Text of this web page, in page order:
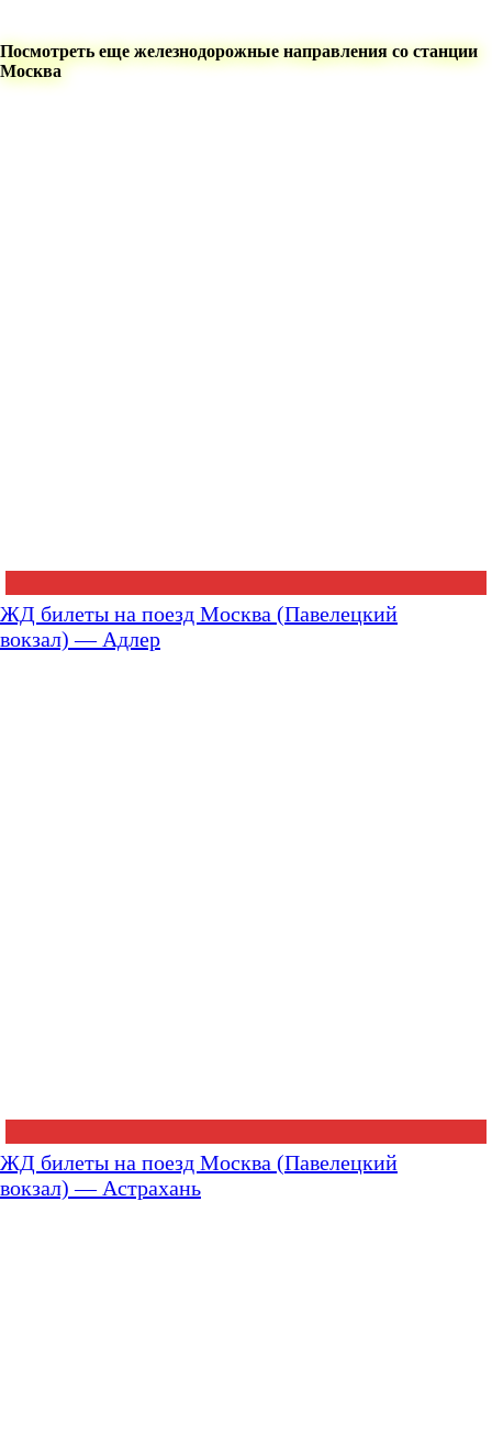
Посмотреть еще железнодорожные направления со станции
Москва
ЖД билеты на поезд Москва (Павелецкий
вокзал) — Адлер
ЖД билеты на поезд Москва (Павелецкий
вокзал) — Астрахань